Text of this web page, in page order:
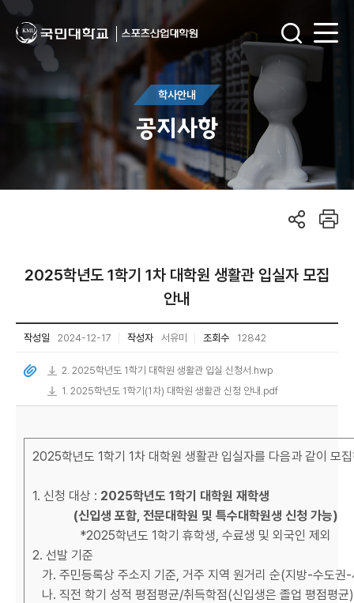
학사안내
공지사항
2025학년도 1학기 1차 대학원 생활관 입실자 모집
안내
작성일 2024-12-17 작성자 서유미 조회수 12842
2. 2025학년도 1학기 대학원 생활관 입실 신청서.hwp
1. 2025학년도 1학기(1차) 대학원 생활관 신청 안내.pdf
2025학년도 1학기 1차 대학원 생활관 입실자를 다음과 같이 모
1. 신청 대상 : 2025학년도 1학기 대학원 재학생
(신입생 포함, 전문대학원 및 특수대학원생 신청 가능)
*2025학년도 1학기 휴학생, 수료생 및 외국인 제외
2. 선발 기준
가. 주민등록상 주소지 기준, 거주 지역 원거리 순(지방-수도권
나. 직전 학기 성적 평점평균/취득학점(신입생은 졸업 평점평균